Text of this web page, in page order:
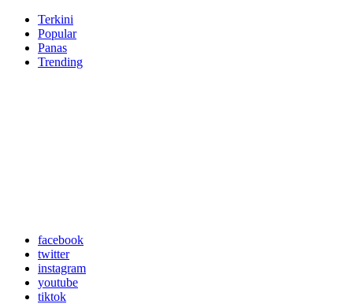
Terkini
Popular
Panas
Trending
facebook
twitter
instagram
youtube
tiktok